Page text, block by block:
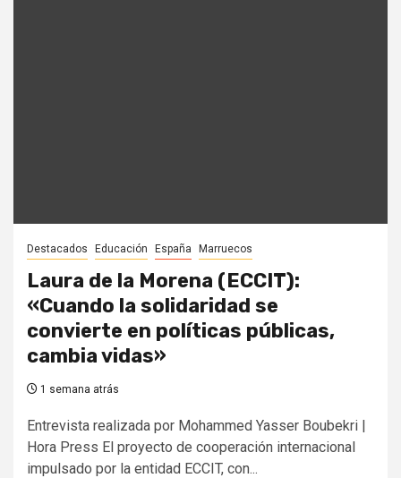
Destacados Educación España Marruecos
Laura de la Morena (ECCIT):
«Cuando la solidaridad se
convierte en políticas públicas,
cambia vidas»
1 semana atrás
Entrevista realizada por Mohammed Yasser Boubekri |
Hora Press El proyecto de cooperación internacional
impulsado por la entidad ECCIT, con...